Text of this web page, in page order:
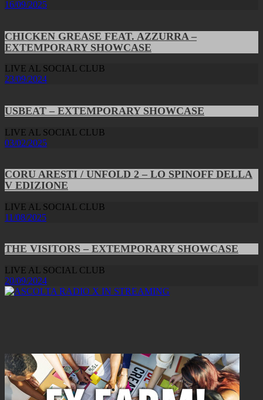
16/09/2025
CHICKEN GREASE FEAT. AZZURRA –
EXTEMPORARY SHOWCASE
LIVE AL SOCIAL CLUB
23/09/2024
USBEAT – EXTEMPORARY SHOWCASE
LIVE AL SOCIAL CLUB
03/02/2025
CORU ARESTI / UNFOLD 2 – LO SPINOFF DELLA
V EDIZIONE
LIVE AL SOCIAL CLUB
11/08/2025
THE VISITORS – EXTEMPORARY SHOWCASE
LIVE AL SOCIAL CLUB
20/09/2024